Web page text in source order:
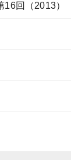
回（2013）